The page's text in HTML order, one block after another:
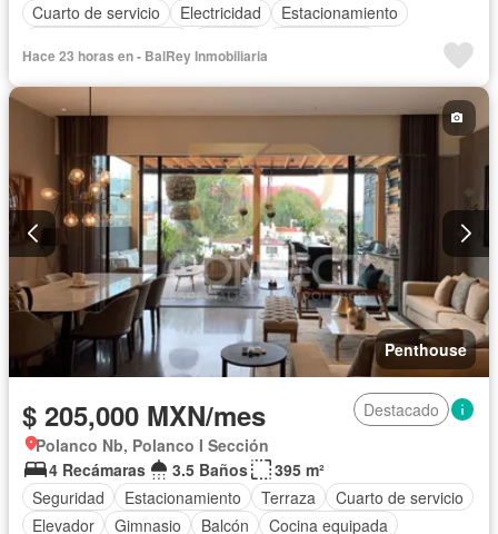
Cuarto de servicio
Electricidad
Estacionamiento
Hace 23 horas en - BalRey Inmobiliaria
Penthouse
$ 205,000 MXN/mes
Destacado
Polanco Nb, Polanco I Sección
4 Recámaras
3.5 Baños
395 m²
Seguridad
Estacionamiento Terraza
Cuarto de servicio
Elevador
Gimnasio Balcón Cocina equipada